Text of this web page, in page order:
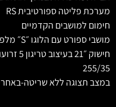
מערכת פליטה ספורטיבית RS
חימום למושבים
מושבי ספורט עם הלוגו ״S״ מלפנים
חישוק
255/35
במצב תצוגה ללא שריטה-